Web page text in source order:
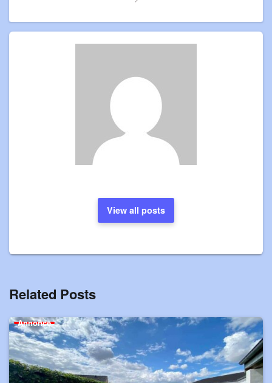
View all posts
Related Posts
Annonce